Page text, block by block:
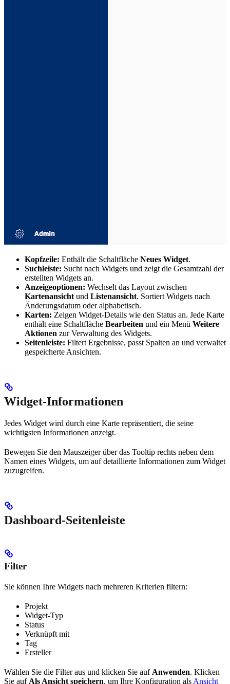
Kopfzeile: Enthält die Schaltfläche Neues Widget.
Suchleiste: Sucht nach Widgets und zeigt die Gesamtzahl der
erstellten Widgets an.
Anzeigeoptionen: Wechselt das Layout zwischen
Kartenansichtund Listenansicht. Sortiert Widgets nach
Änderungsdatum oder alphabetisch.
Karten: Zeigen Widget-Details wie den Status an. Jede Karte
enthält eine Schaltfläche Bearbeiten und ein Menü Weitere
Aktionen zur Verwaltung des Widgets.
Seitenleiste: Filtert Ergebnisse, passt Spalten an und verwaltet
gespeicherte Ansichten.
Widget-Informationen
Jedes Widget wird durch eine Karte repräsentiert, die seine
wichtigsten Informationen anzeigt.
Bewegen Sie den Mauszeiger über das Tooltip rechts neben dem
Namen eines Widgets, um auf detaillierte Informationen zum Widget
zuzugreifen.
Dashboard-Seitenleiste
Filter
Sie können Ihre Widgets nach mehreren Kriterien filtern:
Projekt
Widget-Typ
Status
Verknüpft mit
Tag
Ersteller
Wählen Sie die Filter aus und klicken Sie auf Anwenden. Klicken
Sie auf Als Ansicht speichern, um Ihre Konfiguration als Ansicht